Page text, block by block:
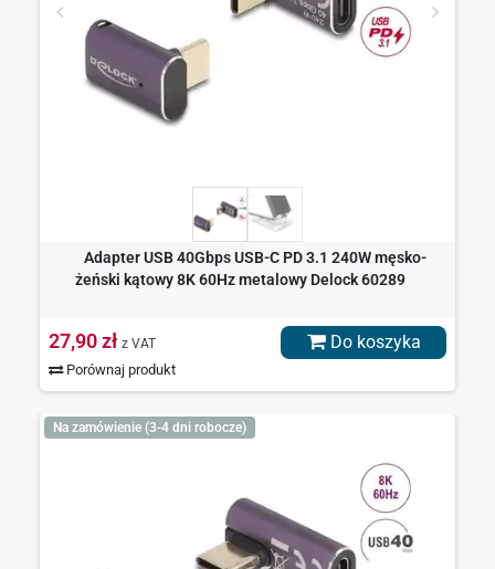
Adapter USB 40Gbps USB-C PD 3.1 240W męsko-
żeński kątowy 8K 60Hz metalowy Delock 60289
27,90 zł z VAT
Porównaj produkt
Do koszyka
Na zamówienie (3-4 dni robocze)